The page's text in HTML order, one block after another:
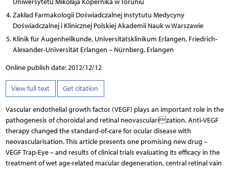
Zakład Farmakologii Doświadczalnej Instytutu Medycyny
Doświadczalnej i Klinicznej Polskiej Akademii Nauk w Warszawie
Klinik für Augenheilkunde, Universitätsklinikum Erlangen, Friedrich-
Alexander-Universität Erlangen – Nürnberg, Erlangen
Online publish date: 2012/12/12
View full text Get citation
Vascular endothelial growth factor (VEGF) plays an important role in the
pathogenesis of choroidal and retinal neovascularization. Anti-VEGF
therapy changed the standard-of-care for ocular disease with
neovascularisation. This article presents one promising new drug –
VEGF Trap-Eye – and results of clinical trials evaluating its efficacy in the
treatment of wet age-related macular degeneration, central retinal vain